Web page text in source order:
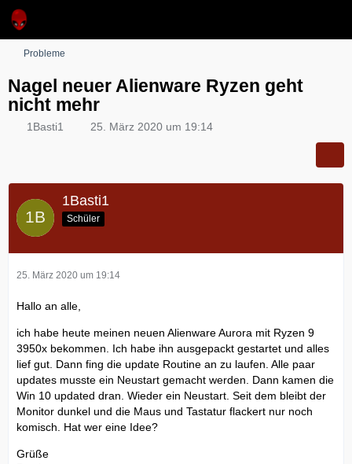
Probleme
Nagel neuer Alienware Ryzen geht
nicht mehr
1Basti1 25. März 2020 um 19:14
1Basti1
Schüler
25. März 2020 um 19:14
Hallo an alle,
ich habe heute meinen neuen Alienware Aurora mit Ryzen 9
3950x bekommen. Ich habe ihn ausgepackt gestartet und alles
lief gut. Dann fing die update Routine an zu laufen. Alle paar
updates musste ein Neustart gemacht werden. Dann kamen die
Win 10 updated dran. Wieder ein Neustart. Seit dem bleibt der
Monitor dunkel und die Maus und Tastatur flackert nur noch
komisch. Hat wer eine Idee?
Grüße